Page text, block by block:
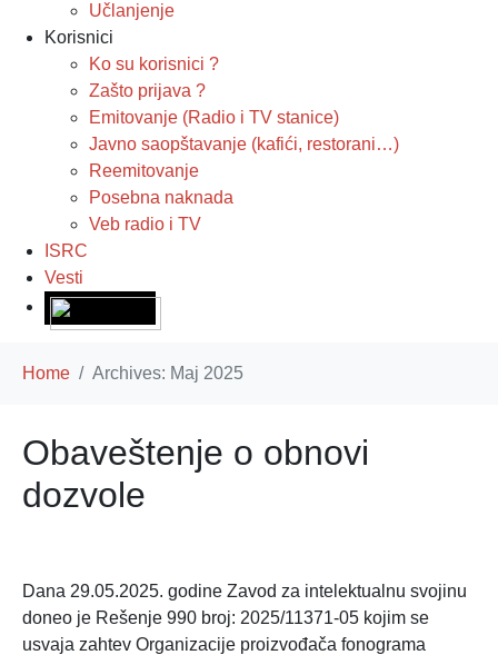
Učlanjenje
Korisnici
Ko su korisnici ?
Zašto prijava ?
Emitovanje (Radio i TV stanice)
Javno saopštavanje (kafići, restorani…)
Reemitovanje
Posebna naknada
Veb radio i TV
ISRC
Vesti
Home Archives: Maj 2025
Obaveštenje o obnovi
dozvole
Dana 29.05.2025. godine Zavod za intelektualnu svojinu
doneo je Rešenje 990 broj: 2025/11371-05 kojim se
usvaja zahtev Organizacije proizvođača fonograma